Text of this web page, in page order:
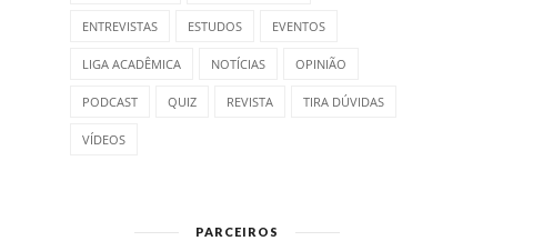
ENTREVISTAS ESTUDOS EVENTOS
LIGA ACADÊMICA NOTÍCIAS OPINIÃO
PODCAST QUIZ REVISTA TIRA DÚVIDAS
VÍDEOS
PARCEIROS